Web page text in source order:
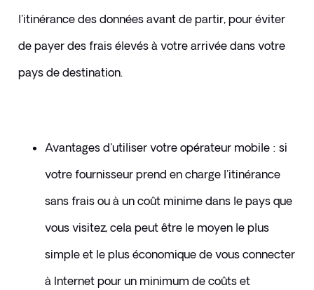
l'itinérance des données avant de partir, pour éviter
de payer des frais élevés à votre arrivée dans votre
pays de destination.
​Avantages d'utiliser votre opérateur mobile : si
votre fournisseur prend en charge l'itinérance
sans frais ou à un coût minime dans le pays que
vous visitez, cela peut être le moyen le plus
simple et le plus économique de vous connecter
à Internet pour un minimum de coûts et